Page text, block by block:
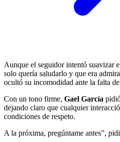
Aunque el seguidor intentó suavizar
solo quería saludarlo y que era
ocultó su incomodidad ante la falta
Con un tono firme, Gael García
dejando claro que cualquier
condiciones de respeto.
A la próxima, pregúntame antes”,